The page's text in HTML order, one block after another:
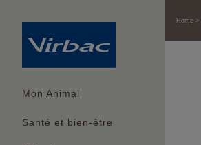
Mon Animal
Santé et bien-être
Home